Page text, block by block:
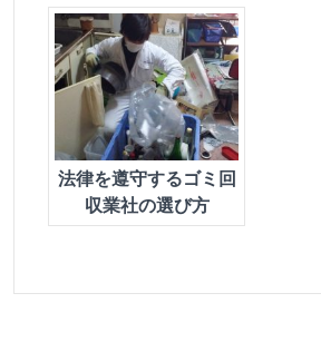
法律を遵守するゴミ回
収業社の選び方